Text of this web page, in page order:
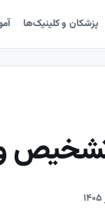
پزشکان و کلینیک‌ها